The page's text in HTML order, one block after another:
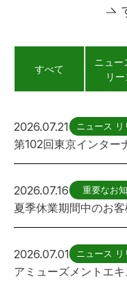
すべて
ニュー
リー
2026.07.21 ニュース リ
2026.07.16 重要なお
夏季休業期間中のお
2026.07.01 ニュース リ
アミューズメントエ